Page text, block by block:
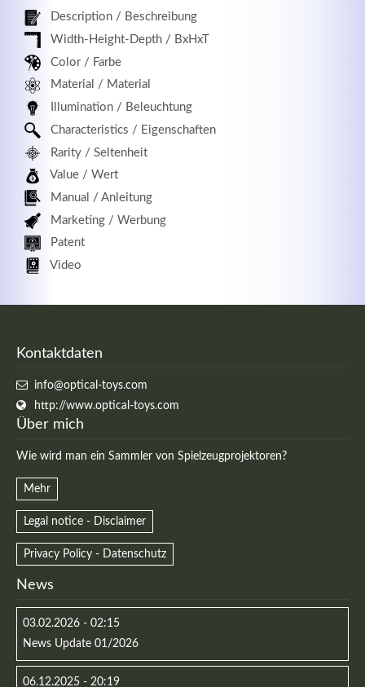
Description / Beschreibung
Width-Height-Depth / BxHxT
Color / Farbe
Material / Material
Illumination / Beleuchtung
Characteristics / Eigenschaften
Rarity / Seltenheit
Value / Wert
Manual / Anleitung
Marketing / Werbung
Patent
Video
Kontaktdaten
info@optical-toys.com
http://www.optical-toys.com
Über mich
Wie wird man ein Sammler von Spielzeugprojektoren?
Mehr
Legal notice - Disclaimer
Privacy Policy - Datenschutz
News
03.02.2026 - 02:15
News Update 01/2026
06.12.2025 - 20:19